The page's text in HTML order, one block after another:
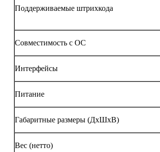
Поддерживаемые штрихкода
Совместимость с ОС
Интерфейсы
Питание
Габаритные размеры (ДхШхВ)
Вес (нетто)